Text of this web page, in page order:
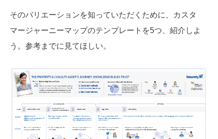
そのバリエーションを知っていただくために、カスタ
マージャーニーマップのテンプレートを5つ、紹介しよ
う。参考までに見てほしい。